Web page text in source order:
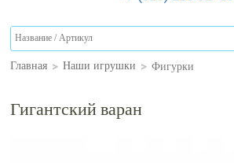
Главная > Наши игрушки > Фигурки
Гигантский варан